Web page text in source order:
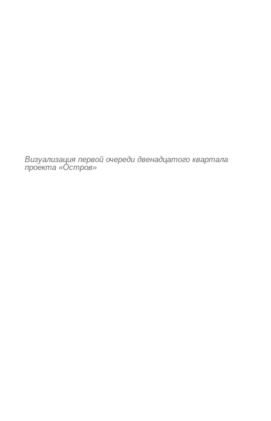
Визуализация первой очереди двенадцатого квартала
проекта «Остров»